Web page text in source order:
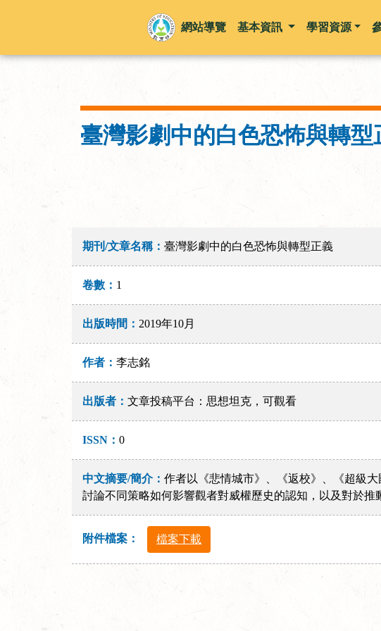
網站導覽 基本資訊 學習資源
臺灣影劇中的白色恐怖與轉型
期刊/文章名稱：臺灣影劇中的白色恐怖與轉型正義
卷數： 1
出版時間： 2019年10月
作者：李志銘
出版者：文章投稿平台：思想坦克，可觀看
ISSN：0
中文摘要/簡介：作者以《悲情城市》、《返校》、《超級
討論不同策略如何影響觀者對威權歷史的認知，以及對於
附件檔案： 檔案下載